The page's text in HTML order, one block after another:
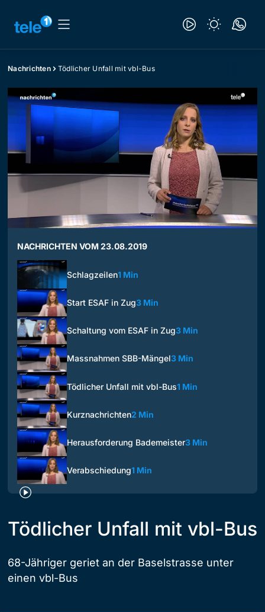
Nachrichten Tödlicher Unfall mit vbl-Bus
NACHRICHTEN VOM 23.08.2019
Schlagzeilen1 Min
Start ESAF in Zug3 Min
Schaltung vom ESAF in Zug3 Min
Massnahmen SBB-Mängel3 Min
Tödlicher Unfall mit vbl-Bus1 Min
Kurznachrichten2 Min
Herausforderung Bademeister3 Min
Verabschiedung1 Min
Tödlicher Unfall mit vbl-Bus
68-Jähriger geriet an der Baselstrasse unter
einen vbl-Bus